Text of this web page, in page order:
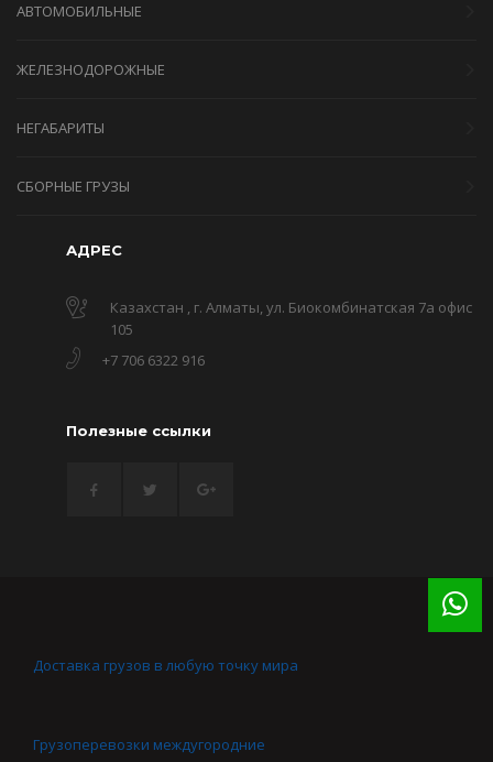
АВТОМОБИЛЬНЫЕ
ЖЕЛЕЗНОДОРОЖНЫЕ
НЕГАБАРИТЫ
СБОРНЫЕ ГРУЗЫ
АДРЕС
Казахстан , г. Алматы, ул. Биокомбинатская 7а офис
105
+7 706 6322 916
Полезные ссылки
Доставка грузов в любую точку мира
Грузоперевозки междугородние